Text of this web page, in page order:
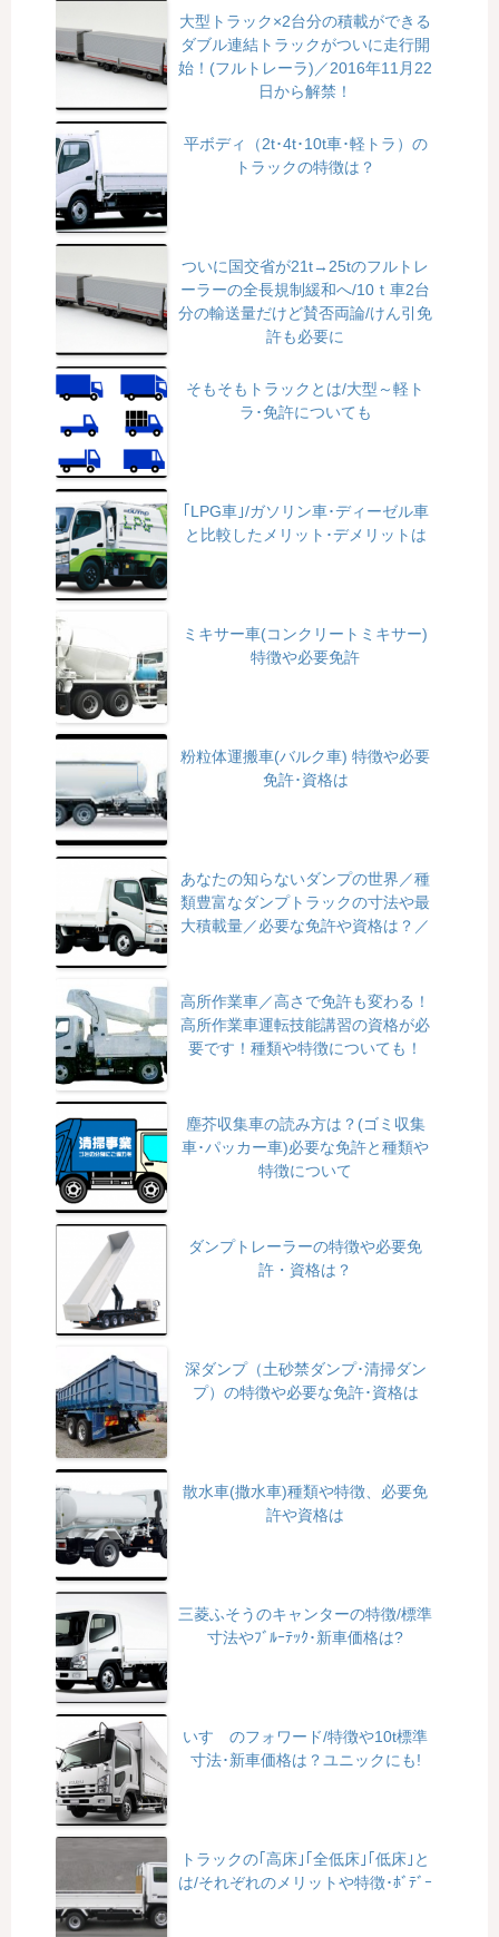
大型トラック×2台分の積載ができる
ダブル連結トラックがついに走行開
始！(フルトレーラ)／2016年11月22
日から解禁！
平ボディ（2t･4t･10t車･軽トラ）の
トラックの特徴は？
ついに国交省が21t→25tのフルトレ
ーラーの全長規制緩和へ/10ｔ車2台
分の輸送量だけど賛否両論/けん引免
許も必要に
そもそもトラックとは/大型～軽ト
ラ･免許についても
｢LPG車｣/ガソリン車･ディーゼル車
と比較したメリット･デメリットは
ミキサー車(コンクリートミキサー)
特徴や必要免許
粉粒体運搬車(バルク車) 特徴や必要
免許･資格は
あなたの知らないダンプの世界／種
類豊富なダンプトラックの寸法や最
大積載量／必要な免許や資格は？／
高所作業車／高さで免許も変わる！
高所作業車運転技能講習の資格が必
要です！種類や特徴についても！
塵芥収集車の読み方は？(ゴミ収集
車･パッカー車)必要な免許と種類や
特徴について
ダンプトレーラーの特徴や必要免
許・資格は？
深ダンプ（土砂禁ダンプ･清掃ダン
プ）の特徴や必要な免許･資格は
散水車(撒水車)種類や特徴、必要免
許や資格は
三菱ふそうのキャンターの特徴/標準
寸法やﾌﾞﾙｰﾃｯｸ･新車価格は?
いすゞのフォワード/特徴や10t標準
寸法･新車価格は？ユニックにも!
トラックの｢高床｣｢全低床｣｢低床｣と
は/それぞれのメリットや特徴･ﾎﾞﾃﾞｰ